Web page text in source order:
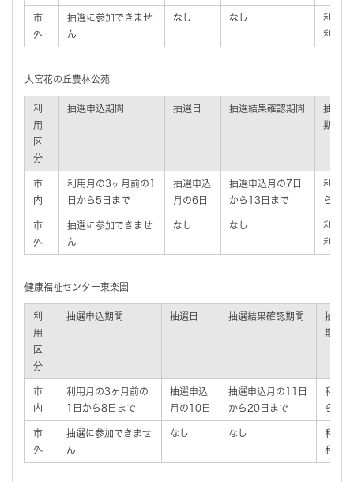
市
外
抽選に参加できませ
ん
なし なし
利用月
利用日
大宮花の丘農林公苑
利
用
区
分
抽選申込期間 抽選日 抽選結果確認期間
抽選後
期間
市
内
利用月の3ヶ月前の1
日から5日まで
抽選申込
月の6日
抽選申込月の7日
から13日まで
利用
ら利
市
外
抽選に参加できませ
ん
なし なし
利用月
利用日
健康福祉センター東楽園
利
用
区
分
抽選申込期間 抽選日 抽選結果確認期間
抽選
期間
市
内
利用月の3ヶ月前の
1日から8日まで
抽選申込
月の10日
抽選申込月の11日
から20日まで
利用
ら利
市
外
抽選に参加できませ
ん
なし なし
利用
利用